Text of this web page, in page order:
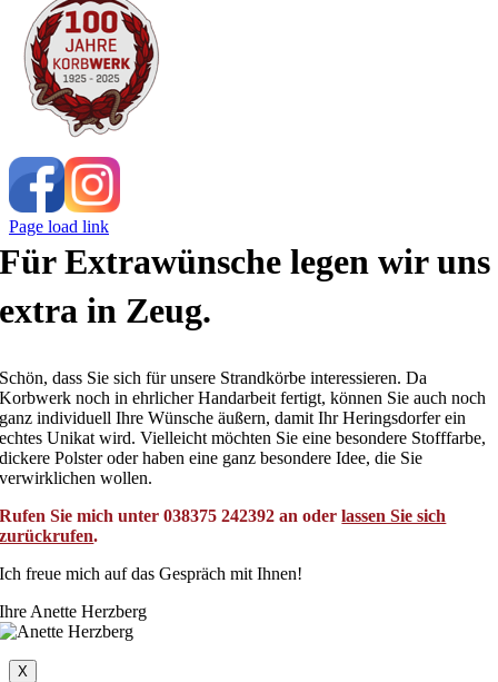
Page load link
Für Extrawünsche legen wir uns
extra in Zeug.
Schön, dass Sie sich für unsere Strandkörbe interessieren. Da
Korbwerk noch in ehrlicher Handarbeit fertigt, können Sie auch noch
ganz individuell Ihre Wünsche äußern, damit Ihr Heringsdorfer ein
echtes Unikat wird. Vielleicht möchten Sie eine besondere Stofffarbe,
dickere Polster oder haben eine ganz besondere Idee, die Sie
verwirklichen wollen.
Rufen Sie mich unter 038375 242392 an oderlassen Sie sich
zurückrufen.
Ich freue mich auf das Gespräch mit Ihnen!
Ihre Anette Herzberg
X